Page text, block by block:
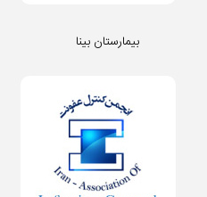
بیمارستان بینا